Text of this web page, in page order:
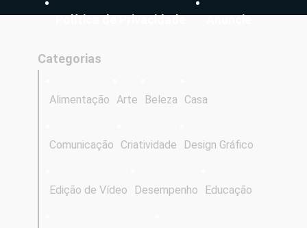
Política de Privacidade Anuncie
Categorias
Alimentação Arte Beleza Casa
Comunicação Criatividade Design Gráfico
Edição de Vídeo Desempenho Educação